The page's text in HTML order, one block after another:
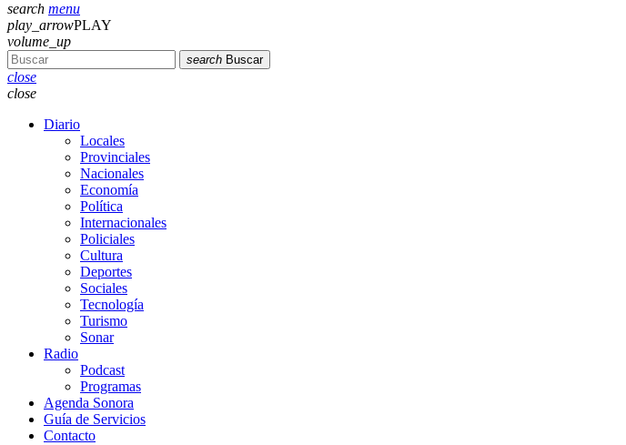
search menu
play_arrowPLAY
volume_up
search Buscar
close
close
Diario
Locales
Provinciales
Nacionales
Economía
Política
Internacionales
Policiales
Cultura
Deportes
Sociales
Tecnología
Turismo
Sonar
Radio
Podcast
Programas
Agenda Sonora
Guía de Servicios
Contacto